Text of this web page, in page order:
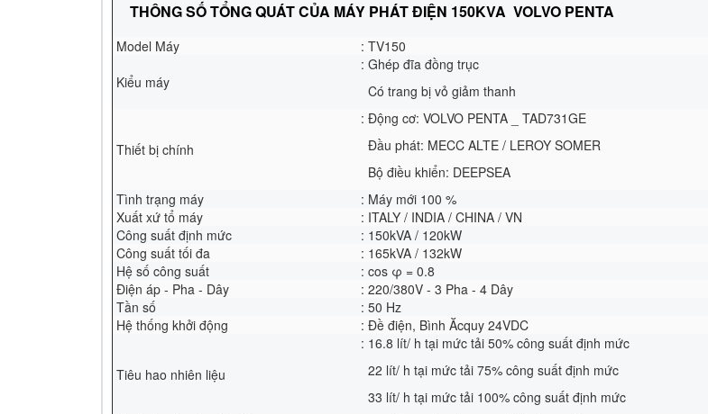
THÔNG SỐ TỔNG QUÁT CỦA MÁY PHÁT ĐIỆN 150KVA VOLVO PENTA
Model Máy
: TV150
Kiểu máy
: Ghép đĩa đồng trục
Có trang bị vỏ giảm thanh
Thiết bị chính
: Động cơ: VOLVO PENTA _ TAD731GE
Đầu phát: MECC ALTE / LEROY SOMER
Bộ điều khiển: DEEPSEA
Tình trạng máy
: Máy mới 100 %
Xuất xứ tổ máy
: ITALY / INDIA / CHINA / VN
Công suất định mức
: 150kVA / 120kW
Công suất tối đa
: 165kVA / 132kW
Hệ số công suất
: cos φ = 0.8
Điện áp - Pha - Dây
: 220/380V - 3 Pha - 4 Dây
Tần số
: 50 Hz
Hệ thống khởi động
: Đề điện, Bình Ăcquy 24VDC
Tiêu hao nhiên liệu
: 16.8 lít/ h tại mức tải 50% công suất định mức
22 lít/ h tại mức tải 75% công suất định mức
33 lít/ h tại mức tải 100% công suất định mức